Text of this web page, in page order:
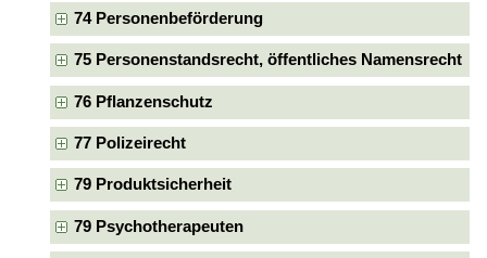
74 Personenbeförderung
75 Personenstandsrecht, öffentliches Namensrecht
76 Pflanzenschutz
77 Polizeirecht
79 Produktsicherheit
79 Psychotherapeuten